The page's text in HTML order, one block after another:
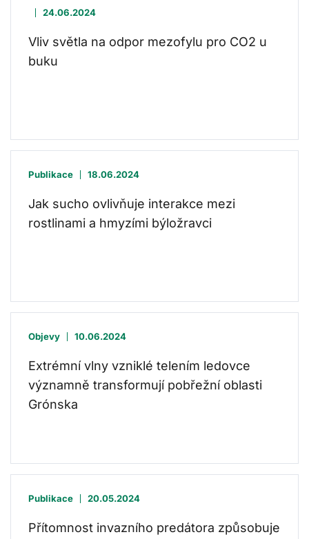
24.06.2024
Vliv světla na odpor mezofylu pro CO2 u
buku
Publikace 18.06.2024
Jak sucho ovlivňuje interakce mezi
rostlinami a hmyzími býložravci
Objevy 10.06.2024
Extrémní vlny vzniklé telením ledovce
významně transformují pobřežní oblasti
Grónska
Publikace 20.05.2024
Přítomnost invazního predátora způsobuje